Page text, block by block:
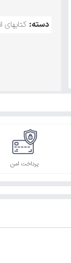
دسته: کتابهای
پرداخت امن